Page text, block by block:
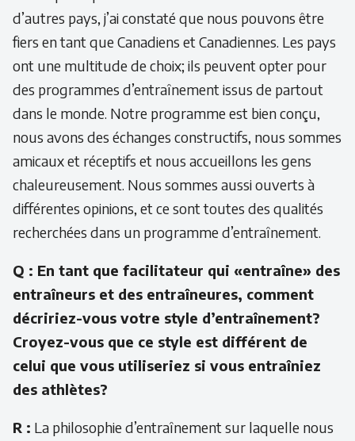
d’autres pays, j’ai constaté que nous pouvons être
fiers en tant que Canadiens et Canadiennes. Les pays
ont une multitude de choix; ils peuvent opter pour
des programmes d’entraînement issus de partout
dans le monde. Notre programme est bien conçu,
nous avons des échanges constructifs, nous sommes
amicaux et réceptifs et nous accueillons les gens
chaleureusement. Nous sommes aussi ouverts à
différentes opinions, et ce sont toutes des qualités
recherchées dans un programme d’entraînement.
Q : En tant que facilitateur qui «entraîne» des
entraîneurs et des entraîneures, comment
décririez-vous votre style d’entraînement?
Croyez-vous que ce style est différent de
celui que vous utiliseriez si vous entraîniez
des athlètes?
R : La philosophie d’entraînement sur laquelle nous